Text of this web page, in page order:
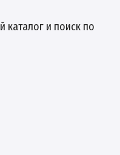
и поиск по